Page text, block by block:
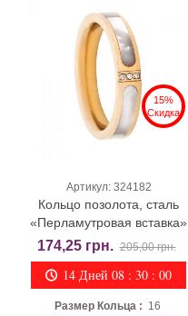
15%
Скидка
Артикул: 324182
Кольцо позолота, сталь
«Перламутровая вставка»
174,25 грн. 205,00 грн.
14 Дней 08 : 29 : 58
Размер Кольца : 16